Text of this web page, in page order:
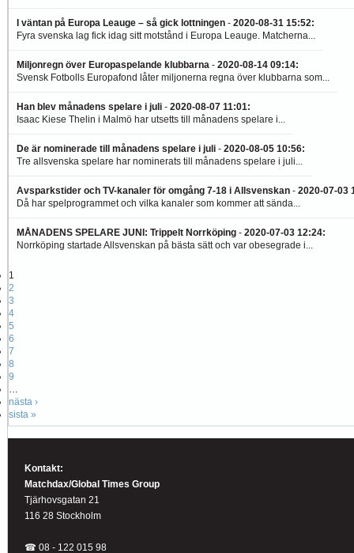
I väntan på Europa Leauge – så gick lottningen - 2020-08-31 15:52:
Fyra svenska lag fick idag sitt motstånd i Europa Leauge. Matcherna...
Miljonregn över Europaspelande klubbarna - 2020-08-14 09:14:
Svensk Fotbolls Europafond låter miljonerna regna över klubbarna som...
Han blev månadens spelare i juli - 2020-08-07 11:01:
Isaac Kiese Thelin i Malmö har utsetts till månadens spelare i...
De är nominerade till månadens spelare i juli - 2020-08-05 10:56:
Tre allsvenska spelare har nominerats till månadens spelare i juli...
Avsparkstider och TV-kanaler för omgång 7-18 i Allsvenskan - 2020-07-03
Då har spelprogrammet och vilka kanaler som kommer att sända...
MÅNADENS SPELARE JUNI: Trippelt Norrköping - 2020-07-03 12:24:
Norrköping startade Allsvenskan på bästa sätt och var obesegrade i...
1
2
3
4
5
6
7
8
9
nästa ›
sista »
Kontakt:
Matchdax/Global Times Group
Tjärhovsgatan 21
116 28 Stockholm
☎ 08 - 122 015 98